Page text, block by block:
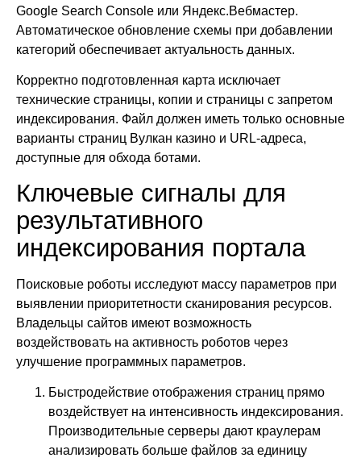
Google Search Console или Яндекс.Вебмастер.
Автоматическое обновление схемы при добавлении
категорий обеспечивает актуальность данных.
Корректно подготовленная карта исключает
технические страницы, копии и страницы с запретом
индексирования. Файл должен иметь только основные
варианты страниц Вулкан казино и URL-адреса,
доступные для обхода ботами.
Ключевые сигналы для
результативного
индексирования портала
Поисковые роботы исследуют массу параметров при
выявлении приоритетности сканирования ресурсов.
Владельцы сайтов имеют возможность
воздействовать на активность роботов через
улучшение программных параметров.
Быстродействие отображения страниц прямо
воздействует на интенсивность индексирования.
Производительные серверы дают краулерам
анализировать больше файлов за единицу